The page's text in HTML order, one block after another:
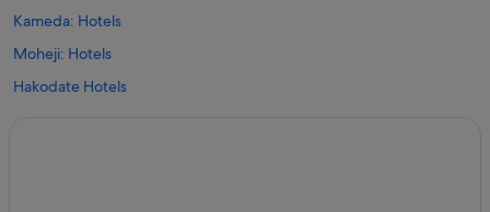
Kameda: Hotels
Moheji: Hotels
Hakodate Hotels